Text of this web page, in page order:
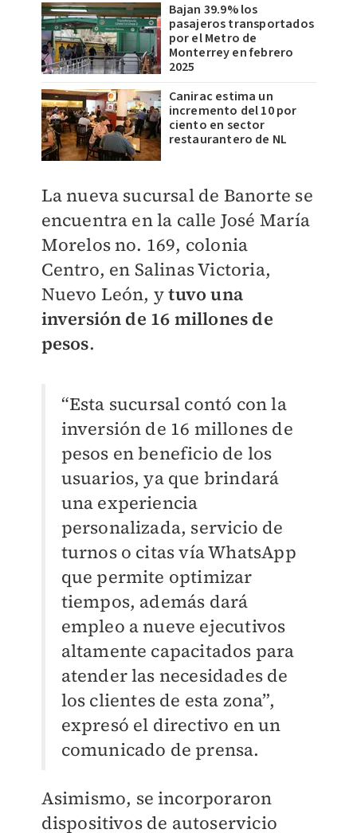
Bajan 39.9% los
pasajeros transportados
por el Metro de
Monterrey en febrero
2025
Canirac estima un
incremento del 10 por
ciento en sector
restaurantero de NL
La nueva sucursal de Banorte se
encuentra en la calle José María
Morelos no. 169, colonia
Centro, en Salinas Victoria,
Nuevo León, ytuvo una
inversión de 16 millones de
pesos.
“Esta sucursal contó con la
inversión de 16 millones de
pesos en beneficio de los
usuarios, ya que brindará
una experiencia
personalizada, servicio de
turnos o citas vía WhatsApp
que permite optimizar
tiempos, además dará
empleo a nueve ejecutivos
altamente capacitados para
atender las necesidades de
los clientes de esta zona”,
expresó el directivo en un
comunicado de prensa.
Asimismo, se incorporaron
dispositivos de autoservicio